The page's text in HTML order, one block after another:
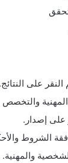
على النتائج.
والتخصص
على إصدار.
الشروط
والمهنية.